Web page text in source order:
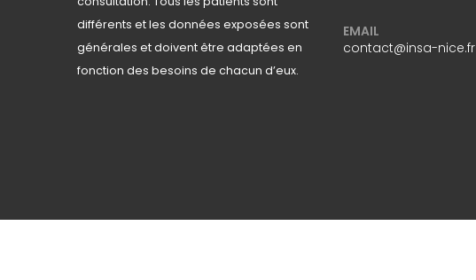
différents et les données exposées sont
générales et doivent être adaptées en
fonction des besoins de chacun d’eux.
EMAIL
contact@insa-nice.fr